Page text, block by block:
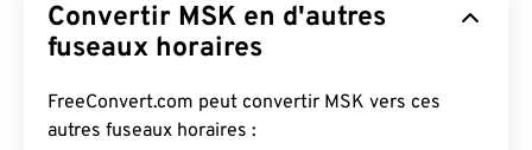
Convertir MSK en d'autres
fuseaux horaires
FreeConvert.com peut convertir MSK vers ces
autres fuseaux horaires :